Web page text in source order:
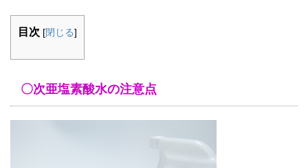
目次 [閉じる]
〇次亜塩素酸水の注意点